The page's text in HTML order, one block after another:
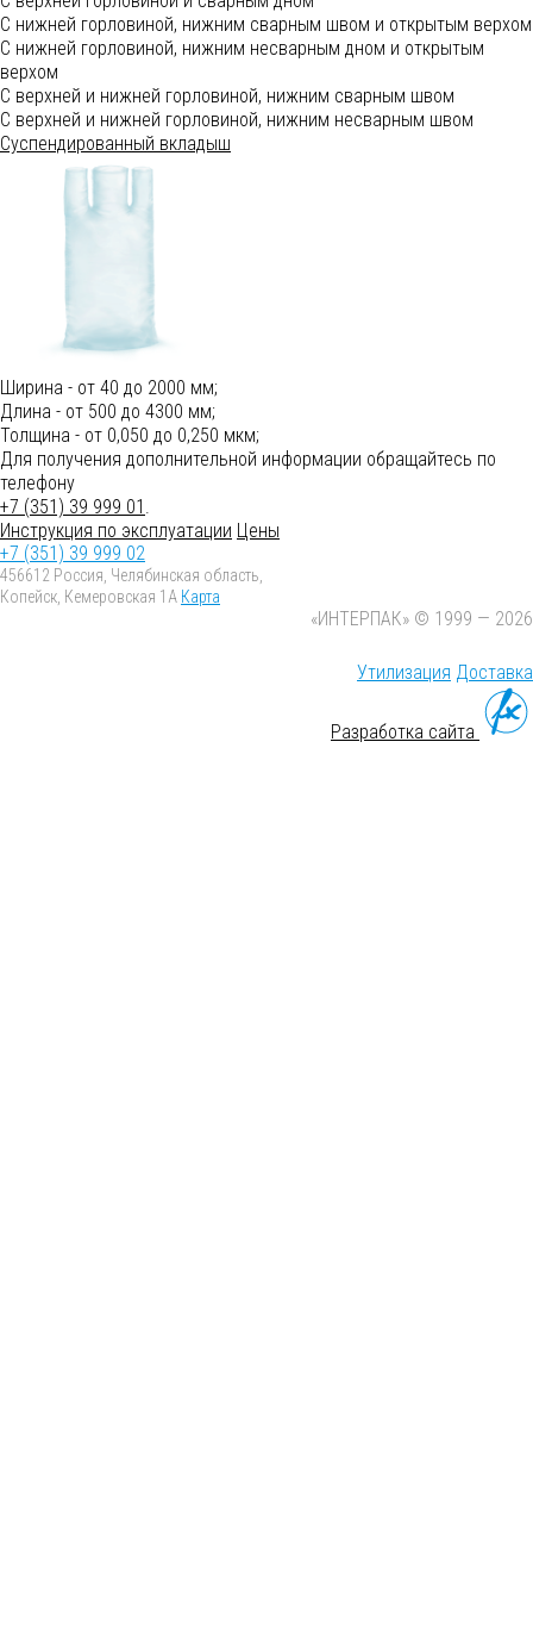
С нижней горловиной, нижним сварным швом и открытым верхом
С нижней горловиной, нижним несварным дном и открытым
верхом
С верхней и нижней горловиной, нижним сварным швом
С верхней и нижней горловиной, нижним несварным швом
Суспендированный вкладыш
Ширина - от 40 до 2000 мм;
Длина - от 500 до 4300 мм;
Толщина - от 0,050 до 0,250 мкм;
Для получения дополнительной информации обращайтесь по
телефону
+7 (351) 39 999 01 .
Инструкция по эксплуатации Цены
+7 (351) 39 999 02
456612 Россия, Челябинская область,
Копейск, Кемеровская 1А Карта
«ИНТЕРПАК» © 1999 — 2026
Утилизация Доставка
Разработка сайта